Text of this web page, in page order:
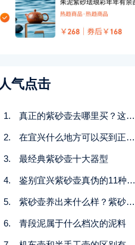
人气点击
真正的紫砂壶去哪里买？这几个地方都能买到！
在宜兴什么地方可以买到正宗紫砂壶
最经典紫砂壶十大器型
鉴别宜兴紫砂壶真伪的11种好方法
紫砂壶养出来什么样？紫砂壶包浆前后对比图鉴赏
青段泥属于什么档次的泥料